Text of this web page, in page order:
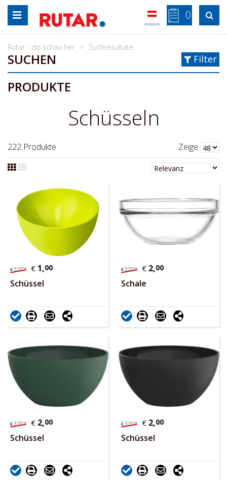
Zum
Inhalt
0 
Rutar - do schau her Suchresultate
SUCHEN Filter
PRODUKTE
Schüsseln
222 Produkte Zeige
€3,00* € 1,00
Schüssel
€3,00* € 2,00
Schale
€3,00* € 2,00
Schüssel
€3,00* € 2,00
Schüssel